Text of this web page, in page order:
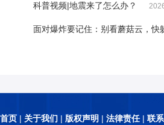
科普视频|地震来了怎么办？
面对爆炸要记住：别看蘑菇云，快
首页 | 关于我们 | 版权声明 | 法律责任| 联